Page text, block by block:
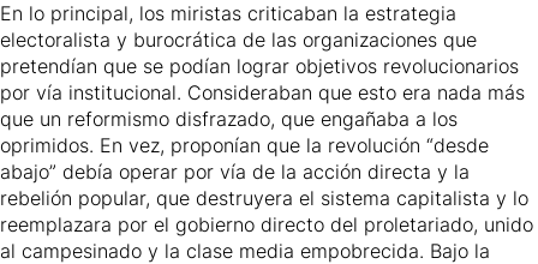
En lo principal, los miristas criticaban la estrategia
electoralista y burocrática de las organizaciones que
pretendían que se podían lograr objetivos revolucionarios
por vía institucional. Consideraban que esto era nada más
que un reformismo disfrazado, que engañaba a los
oprimidos. En vez, proponían que la revolución “desde
abajo” debía operar por vía de la acción directa y la
rebelión popular, que destruyera el sistema capitalista y lo
reemplazara por el gobierno directo del proletariado, unido
al campesinado y la clase media empobrecida. Bajo la